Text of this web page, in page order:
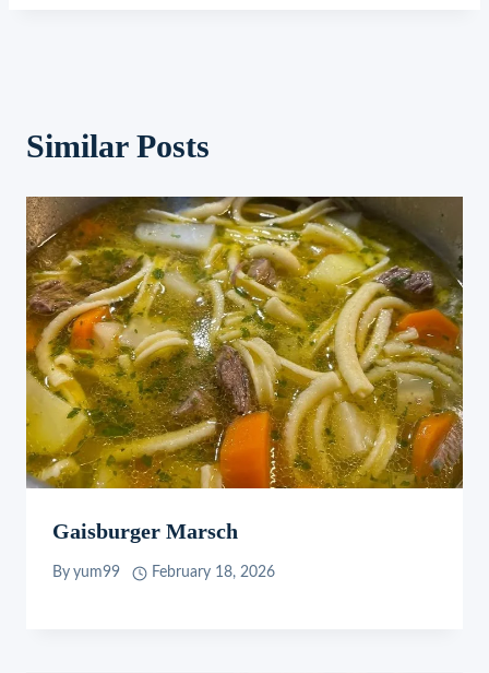
Similar Posts
Gaisburger Marsch
By yum99 February 18, 2026